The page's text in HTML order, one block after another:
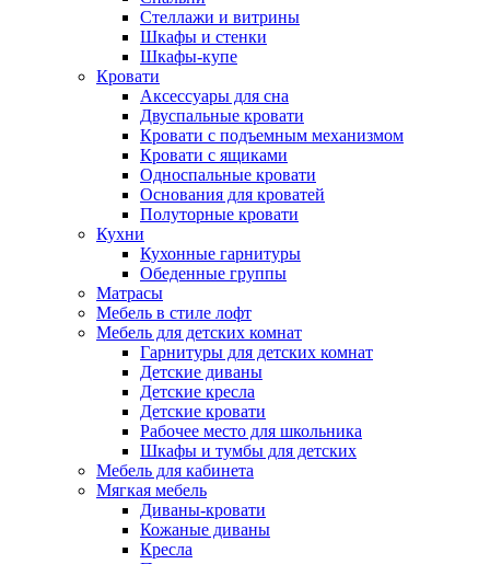
Стеллажи и витрины
Шкафы и стенки
Шкафы-купе
Кровати
Аксессуары для сна
Двуспальные кровати
Кровати с подъемным механизмом
Кровати с ящиками
Односпальные кровати
Основания для кроватей
Полуторные кровати
Кухни
Кухонные гарнитуры
Обеденные группы
Матрасы
Мебель в стиле лофт
Мебель для детских комнат
Гарнитуры для детских комнат
Детские диваны
Детские кресла
Детские кровати
Рабочее место для школьника
Шкафы и тумбы для детских
Мебель для кабинета
Мягкая мебель
Диваны-кровати
Кожаные диваны
Кресла